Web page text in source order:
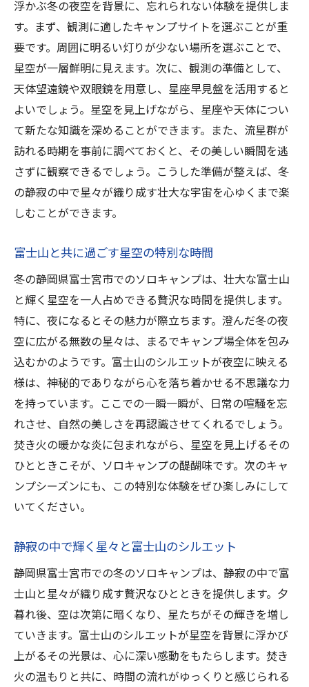
浮かぶ冬の夜空を背景に、忘れられない体験を提供しま
す。まず、観測に適したキャンプサイトを選ぶことが重
要です。周囲に明るい灯りが少ない場所を選ぶことで、
星空が一層鮮明に見えます。次に、観測の準備として、
天体望遠鏡や双眼鏡を用意し、星座早見盤を活用すると
よいでしょう。星空を見上げながら、星座や天体につい
て新たな知識を深めることができます。また、流星群が
訪れる時期を事前に調べておくと、その美しい瞬間を逃
さずに観察できるでしょう。こうした準備が整えば、冬
の静寂の中で星々が織り成す壮大な宇宙を心ゆくまで楽
しむことができます。
富士山と共に過ごす星空の特別な時間
冬の静岡県富士宮市でのソロキャンプは、壮大な富士山
と輝く星空を一人占めできる贅沢な時間を提供します。
特に、夜になるとその魅力が際立ちます。澄んだ冬の夜
空に広がる無数の星々は、まるでキャンプ場全体を包み
込むかのようです。富士山のシルエットが夜空に映える
様は、神秘的でありながら心を落ち着かせる不思議な力
を持っています。ここでの一瞬一瞬が、日常の喧騒を忘
れさせ、自然の美しさを再認識させてくれるでしょう。
焚き火の暖かな炎に包まれながら、星空を見上げるその
ひとときこそが、ソロキャンプの醍醐味です。次のキャ
ンプシーズンにも、この特別な体験をぜひ楽しみにして
いてください。
静寂の中で輝く星々と富士山のシルエット
静岡県富士宮市での冬のソロキャンプは、静寂の中で富
士山と星々が織り成す贅沢なひとときを提供します。夕
暮れ後、空は次第に暗くなり、星たちがその輝きを増し
ていきます。富士山のシルエットが星空を背景に浮かび
上がるその光景は、心に深い感動をもたらします。焚き
火の温もりと共に、時間の流れがゆっくりと感じられる